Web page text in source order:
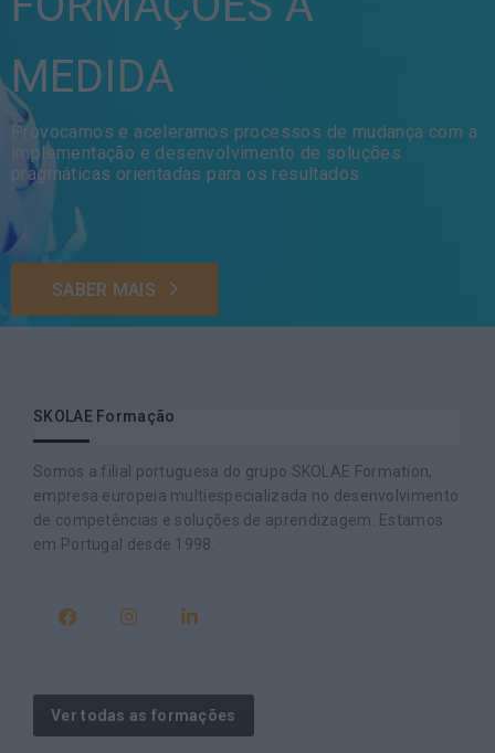
MEDIDA
Provocamos e aceleramos processos de mudança com a
implementação e desenvolvimento de soluções
pragmáticas orientadas para os resultados
SABER MAIS
SKOLAE Formação
Somos a filial portuguesa do grupo SKOLAE Formation,
empresa europeia multiespecializada no desenvolvimento
de competências e soluções de aprendizagem. Estamos
em Portugal desde 1998.
Ver todas as formações